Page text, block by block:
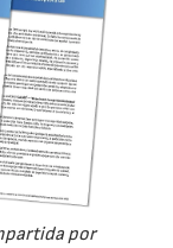
por